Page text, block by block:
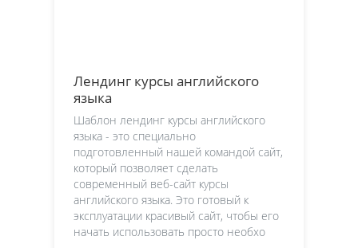
Лендинг курсы английского
языка
Шаблон лендинг курсы английского
языка - это специально
подготовленный нашей командой сайт,
который позволяет сделать
современный веб-сайт курсы
английского языка. Это готовый к
эксплуатации красивый сайт, чтобы его
начать использовать просто необхо